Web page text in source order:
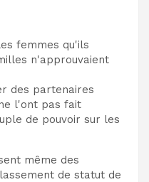
femmes qu'ils
n'approuvaient
des partenaires
l'ont pas fait
de pouvoir sur les
même des
de statut de